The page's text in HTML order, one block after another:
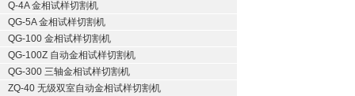
Q-4A 金相试样切割机
QG-5A 金相试样切割机
QG-100 金相试样切割机
QG-100Z 自动金相试样切割机
QG-300 三轴金相试样切割机
ZQ-40 无级双室自动金相试样切割机